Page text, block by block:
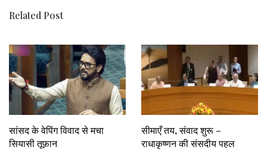
Related Post
सांसद के वेपिंग विवाद से मचा
सियासी तूफ़ान
सीमाएँ तय, संवाद शुरू –
राधाकृष्णन की संसदीय पहल